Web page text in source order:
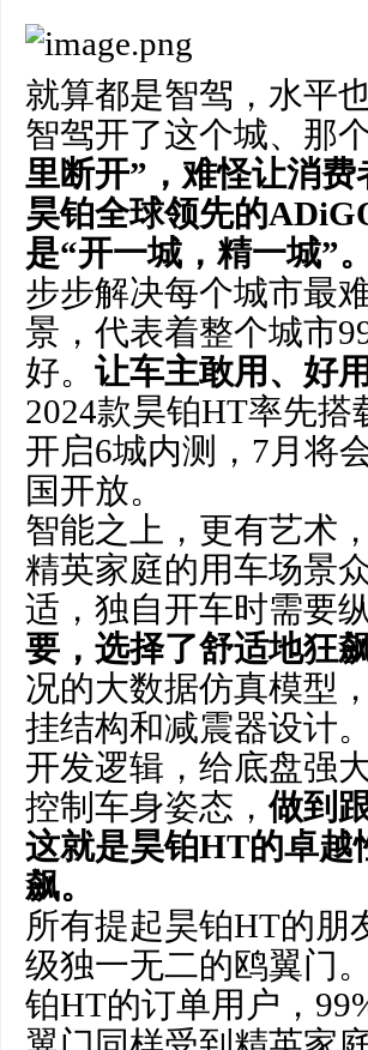
就算都是智驾，水平
智驾开了这个城、那
里断开”，难怪让消
昊铂全球领先的
是“开一城，精一城”。
步步解决每个城市最
景，代表着整个城市
好。 让车主敢用、好
2024款昊铂HT率先
开启6城内测，7月将
国开放。
智能之上，更有艺术
精英家庭的用车场景
适，独自开车时需要
要，选择了舒适地狂飙
况的大数据仿真模型
挂结构和减震器设计
开发逻辑，给底盘强
控制车身姿态，做到
这就是昊铂HT的卓越
飙。
所有提起昊铂HT的朋
级独一无二的鸥翼门
铂HT的订单用户，